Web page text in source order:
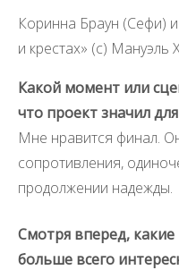
Коринна Браун (Сефи)
и крестах» (c) Мануэль
Какой момент или
что проект значил для
Мне нравится финал.
сопротивления,
продолжении надежды.
Смотря вперед,
больше всего